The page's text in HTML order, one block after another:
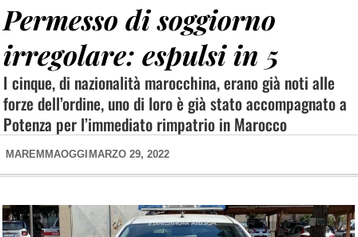
Permesso di soggiorno
irregolare: espulsi in 5
I cinque, di nazionalità marocchina, erano già noti alle
forze dell’ordine, uno di loro è già stato accompagnato a
Potenza per l’immediato rimpatrio in Marocco
MAREMMAOGGI MARZO 29, 2022